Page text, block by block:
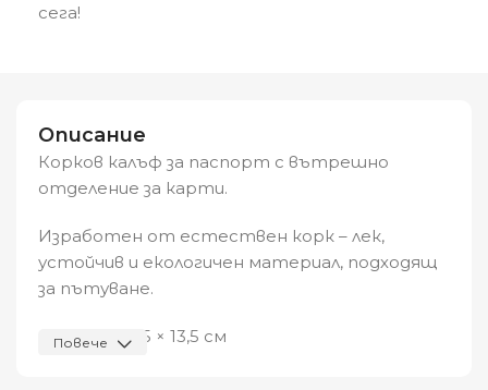
сега!
Описание
Корков калъф за паспорт с вътрешно
отделение за карти.
Изработен от естествен корк – лек,
устойчив и екологичен материал, подходящ
за пътуване.
Размери: 19,5 × 13,5 см
Повече